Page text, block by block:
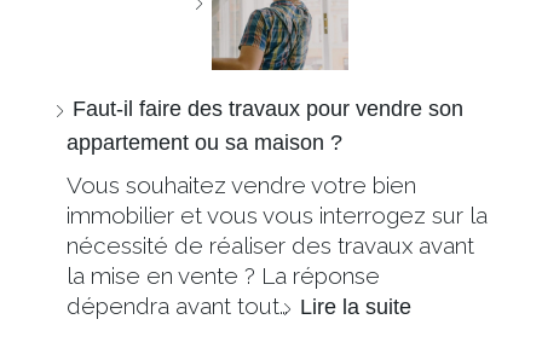
Faut-il faire des travaux pour vendre son
appartement ou sa maison ?
Vous souhaitez vendre votre bien
immobilier et vous vous interrogez sur la
nécessité de réaliser des travaux avant
la mise en vente ? La réponse
dépendra avant tout… Lire la suite